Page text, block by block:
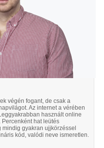
végén fogant, de csak a
Az internet a vérében
használt online
hat leütés
gyakran ujjkörzéssel
kód, valódi neve ismeretlen.